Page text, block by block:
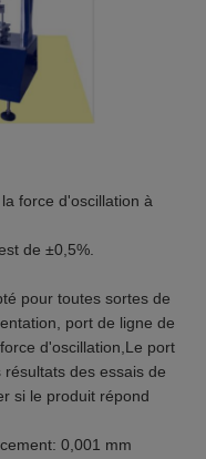
force d'oscillation à
de ±0,5%.
pour toutes sortes de
port de ligne de
d'oscillation,Le port
des essais de
si le produit répond
0,001 mm